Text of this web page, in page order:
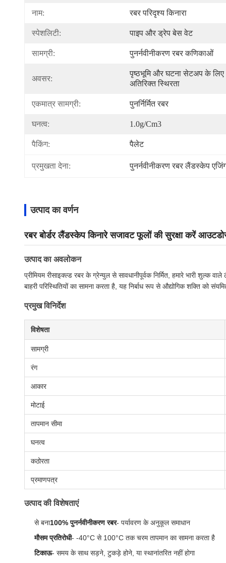
नाम: रबर परिदृश्य किनारा
स्पेशलिटी: पाइप और ड्रेप बेस वेट
सामग्री: पुनर्नवीनीकरण रबर कणिकाओं
अवसर:
पृष्ठभूमि और घटना सेटअप के लिए
अतिरिक्त स्थिरता
एकमात्र सामग्री: पुनर्निर्मित रबर
घनत्व: 1.0g/cm3
पैकिंग: पैलेट
प्रमुखता देना: पुनर्नवीनीकरण रबर लैंडस्केप
उत्पाद का वर्णन
रबर बोर्डर लैंडस्केप किनारे सजावट फूलों की सुरक्षा करें
उत्पाद का अवलोकन
प्रीमियम रीसाइक्ल्ड रबर के ग्रेन्युल से सावधानीपूर्वक निर्मित, हमारे भारी
बाहरी परिस्थितियों का सामना करता है, यह निर्बाध रूप से औद्योगिक शक्ति को
प्रमुख विनिर्देश
विशेषता
सामग्री
रंग
आकार
मोटाई
तापमान सीमा
घनत्व
कठोरता
प्रमाणपत्र
उत्पाद की विशेषताएं
से बना100% पुनर्नवीनीकरण रबर- पर्यावरण के अनुकूल समाधान
मौसम प्रतिरोधी- -40°C से 100°C तक चरम तापमान का सामना करता है
टिकाऊ- समय के साथ सड़ने, टुकड़े होने, या स्थानांतरित नहीं होगा